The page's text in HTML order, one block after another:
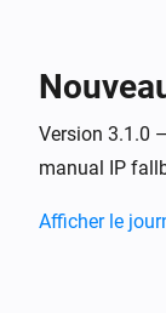
Alors...
Activer
Version 3.1.0
manual IP
Afficher le